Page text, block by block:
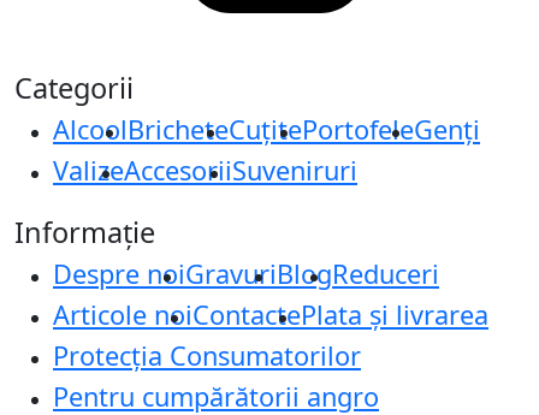
Categorii
AlcoolBricheteCuțitePortofeleGenți
ValizeAccesoriiSuveniruri
Informație
Despre noiGravuriBlogReduceri
Articole noiContactePlata și livrarea
Protecţia Consumatorilor
Pentru cumpărătorii angro